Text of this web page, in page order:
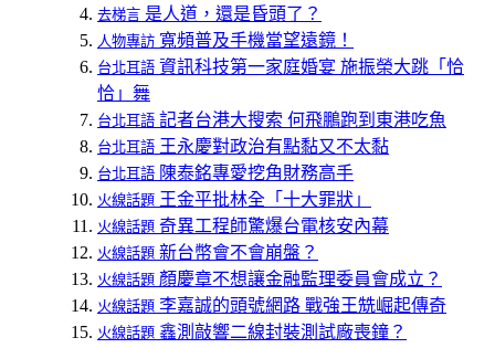
去梯言 是人道，還是昏頭了？
人物專訪 寬頻普及手機當望遠鏡！
台北耳語 資訊科技第一家庭婚宴 施振榮大跳「恰
恰」舞
台北耳語 記者台港大搜索 何飛鵬跑到東港吃魚
台北耳語 王永慶對政治有點黏又不太黏
台北耳語 陳泰銘專愛挖角財務高手
火線話題 王金平批林全「十大罪狀」
火線話題 奇異工程師驚爆台電核安內幕
火線話題 新台幣會不會崩盤？
火線話題 顏慶章不想讓金融監理委員會成立？
火線話題 李嘉誠的頭號網路 戰強王兟崛起傳奇
火線話題 鑫測敲響二線封裝測試廠喪鐘？